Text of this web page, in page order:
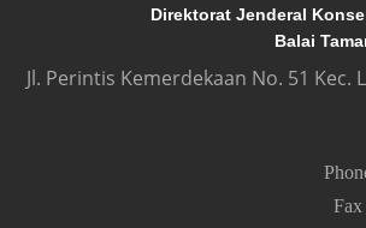
Direktorat Jenderal
Balai
Jl. Perintis Kemerdekaan No. 51
Fax